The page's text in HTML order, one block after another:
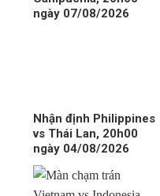
ngày 07/08/2026
Nhận định Philippines
vs Thái Lan, 20h00
ngày 04/08/2026